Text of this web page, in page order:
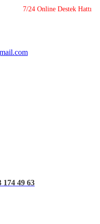
7/24 Online Destek Hattı
174 49 63